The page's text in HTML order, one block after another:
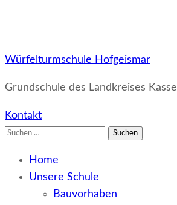
Würfelturmschule Hofgeismar
Grundschule des Landkreises Kassel
Kontakt
Suchen
Home
Unsere Schule
Bauvorhaben